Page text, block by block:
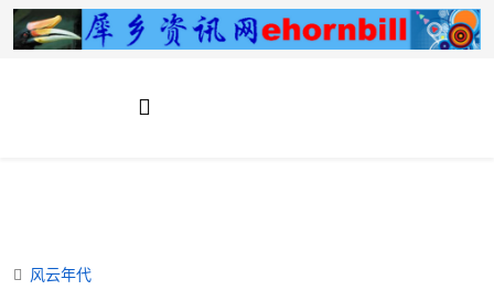
风云年代